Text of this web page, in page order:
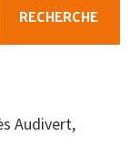
RECHERCHE
Audivert,